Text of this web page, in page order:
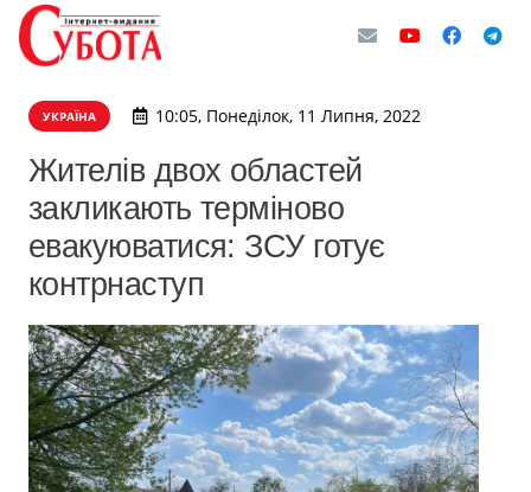
УКРАЇНА 10:05, Понеділок, 11 Липня, 2022
Жителів двох областей
закликають терміново
евакуюватися: ЗСУ готує
контрнаступ